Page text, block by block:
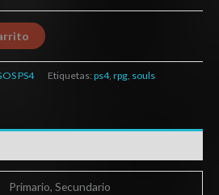
PS4 Etiquetas: ps4, rpg, souls
Primario, Secundario